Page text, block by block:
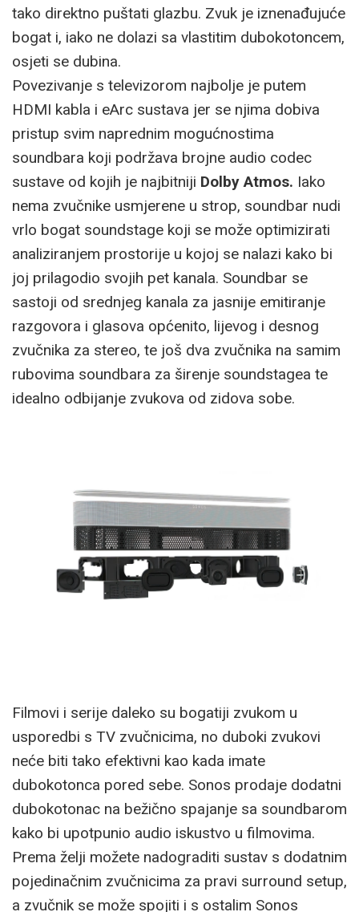
tako direktno puštati glazbu. Zvuk je iznenađujuće
bogat i, iako ne dolazi sa vlastitim dubokotoncem,
osjeti se dubina.
Povezivanje s televizorom najbolje je putem
HDMI kabla i eArc sustava jer se njima dobiva
pristup svim naprednim mogućnostima
soundbara koji podržava brojne audio codec
sustave od kojih je najbitniji Dolby Atmos. Iako
nema zvučnike usmjerene u strop, soundbar nudi
vrlo bogat soundstage koji se može optimizirati
analiziranjem prostorije u kojoj se nalazi kako bi
joj prilagodio svojih pet kanala. Soundbar se
sastoji od srednjeg kanala za jasnije emitiranje
razgovora i glasova općenito, lijevog i desnog
zvučnika za stereo, te još dva zvučnika na samim
rubovima soundbara za širenje soundstagea te
idealno odbijanje zvukova od zidova sobe.
Filmovi i serije daleko su bogatiji zvukom u
usporedbi s TV zvučnicima, no duboki zvukovi
neće biti tako efektivni kao kada imate
dubokotonca pored sebe. Sonos prodaje dodatni
dubokotonac na bežično spajanje sa soundbarom
kako bi upotpunio audio iskustvo u filmovima.
Prema želji možete nadograditi sustav s dodatnim
pojedinačnim zvučnicima za pravi surround setup,
a zvučnik se može spojiti i s ostalim Sonos